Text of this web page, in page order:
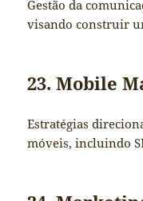
Gestão da
visando construir
23. Mobile
Estratégias
móveis, incluindo